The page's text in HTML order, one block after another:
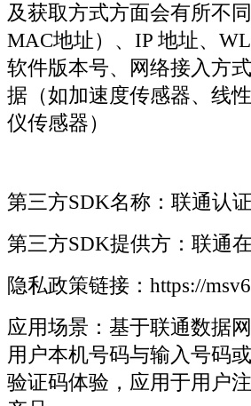
及获取方式方面会有所不
MAC地址）、IP 地址、
软件版本号、网络接入方
据（如加速度传感器、线
仪传感器）
第三方SDK名称：联通认
第三方SDK提供方：联通
隐私政策链接：https://
应用场景：基于联通数据
用户本机号码与输入号码
验证码体验，应用于用户